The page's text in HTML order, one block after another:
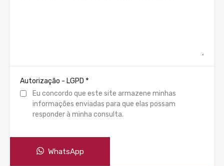
Autorização - LGPD *
Eu concordo que este site armazene minhas
informações enviadas para que elas possam
responder à minha consulta.
WhatsApp